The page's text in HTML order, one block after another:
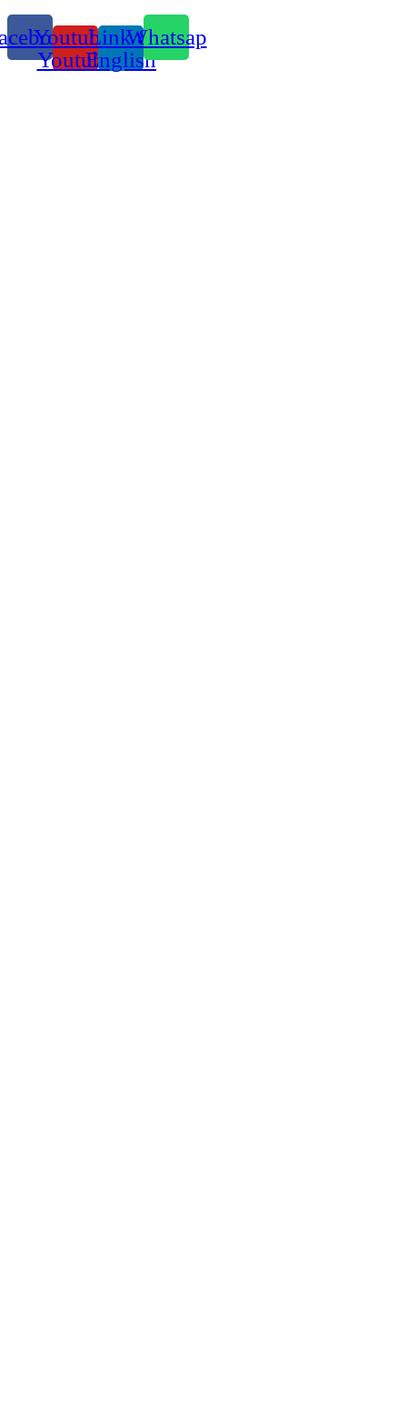
Youtube-
Youtube
Link &
English
Whatsap